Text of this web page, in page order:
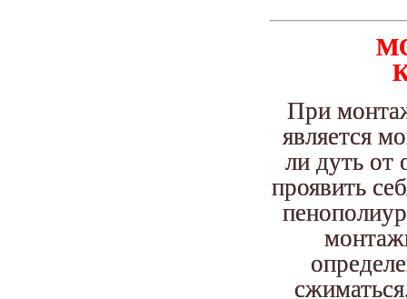
При
является
ли дуть от
проявить